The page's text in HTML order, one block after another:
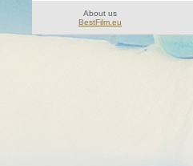
About us
BestFilm.eu